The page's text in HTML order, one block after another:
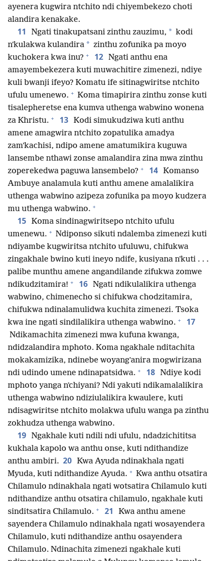
ayenera kugwira ntchito ndi chiyembekezo choti
alandira kenakake.
11 Ngati tinakupatsani zinthu zauzimu, * kodi
nʼkulakwa kulandira * zinthu zofunika pa moyo
kuchokera kwa inu? + 12 Ngati anthu ena
amayembekezera kuti muwachitire zimenezi, ndiye
kuli bwanji ifeyo? Komatu ife sitinagwiritse ntchito
ufulu umenewo. + Koma timapirira zinthu zonse kuti
tisalepheretse ena kumva uthenga wabwino wonena
za Khristu. + 13 Kodi simukudziwa kuti anthu
amene amagwira ntchito zopatulika amadya
zamʼkachisi, ndipo amene amatumikira kuguwa
lansembe nthawi zonse amalandira zina mwa zinthu
zoperekedwa paguwa lansembelo? + 14 Komanso
Ambuye analamula kuti anthu amene amalalikira
uthenga wabwino azipeza zofunika pa moyo kudzera
mu uthenga wabwino. +
15 Koma sindinagwiritsepo ntchito ufulu
umenewu. + Ndiponso sikuti ndalemba zimenezi kuti
ndiyambe kugwiritsa ntchito ufuluwu, chifukwa
zingakhale bwino kuti ineyo ndife, kusiyana nʼkuti . . .
palibe munthu amene angandilande zifukwa zomwe
ndikudzitamira! + 16 Ngati ndikulalikira uthenga
wabwino, chimenecho si chifukwa chodzitamira,
chifukwa ndinalamulidwa kuchita zimenezi. Tsoka
kwa ine ngati sindilalikira uthenga wabwino. + 17
Ndikamachita zimenezi mwa kufuna kwanga,
ndidzalandira mphoto. Koma ngakhale nditachita
mokakamizika, ndinebe woyangʼanira mogwirizana
ndi udindo umene ndinapatsidwa. + 18 Ndiye kodi
mphoto yanga nʼchiyani? Ndi yakuti ndikamalalikira
uthenga wabwino ndiziulalikira kwaulere, kuti
ndisagwiritse ntchito molakwa ufulu wanga pa zinthu
zokhudza uthenga wabwino.
19 Ngakhale kuti ndili ndi ufulu, ndadzichititsa
kukhala kapolo wa anthu onse, kuti ndithandize
anthu ambiri. 20 Kwa Ayuda ndinakhala ngati
Myuda, kuti ndithandize Ayuda. + Kwa anthu otsatira
Chilamulo ndinakhala ngati wotsatira Chilamulo kuti
ndithandize anthu otsatira chilamulo, ngakhale kuti
sinditsatira Chilamulo. + 21
Kwa anthu amene
sayendera Chilamulo ndinakhala ngati wosayendera
Chilamulo, kuti ndithandize anthu osayendera
Chilamulo. Ndinachita zimenezi ngakhale kuti